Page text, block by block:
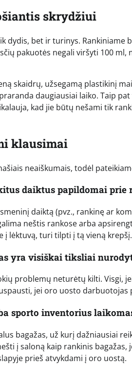
skrydžiui
dydis, bet ir turinys. Rankiniame
pakuotės negali viršyti 100
skaidrų, užsegamą plastikinį
daugiausiai laiko. Taip
kad jie būtų nešami tik
klausimai
neaiškumais, todėl
daiktus papildomai prie
daiktą (pvz., rankinę ar
neštis rankose arba
į lėktuvą, turi tilpti į tą vieną krepšį.
yra visiškai tiksliai
problemų neturėtų kilti. Visgi,
jei oro uosto
sporto inventorius
bagažas, už kurį dažniausiai
į saloną kaip rankinis
prieš atvykdami į oro uostą.